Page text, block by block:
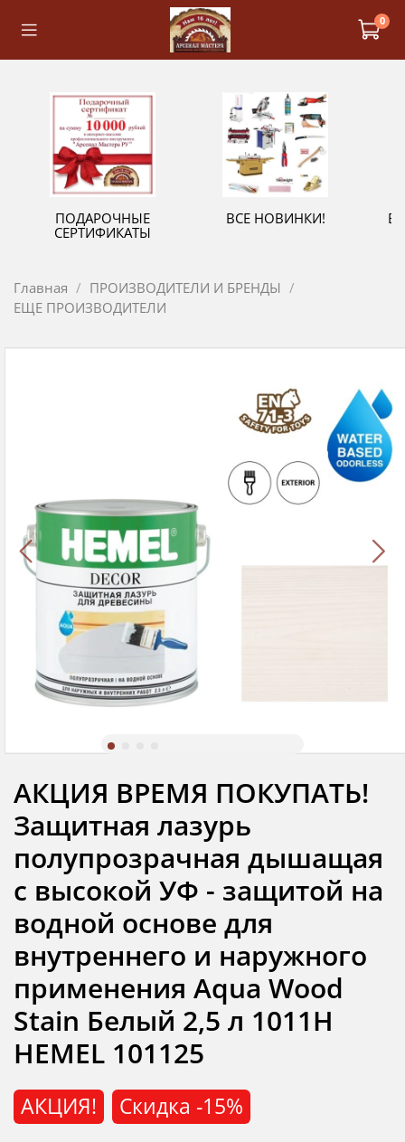
0
ПОДАРОЧНЫЕ
СЕРТИФИКАТЫ
ВСЕ НОВИНКИ!
Главная
ПРОИЗВОДИТЕЛИ И БРЕНДЫ
ЕЩЕ ПРОИЗВОДИТЕЛИ
АКЦИЯ! Скидка -15%
АКЦИЯ ВРЕМЯ ПОКУПАТЬ!
Защитная лазурь
полупрозрачная дышащая
с высокой УФ - защитой на
водной основе для
внутреннего и наружного
применения Aqua Wood
Stain Белый 2,5 л 1011H
HEMEL 101125